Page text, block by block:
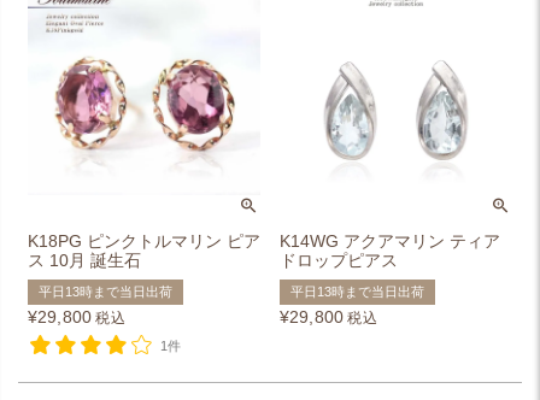
K18PG ピンクトルマリン ピア
ス 10月 誕生石
平日13時まで当日出荷
¥29,800 税込
1件
K14WG アクアマリン ティア
ドロップピアス
平日13時まで当日出荷
¥29,800 税込